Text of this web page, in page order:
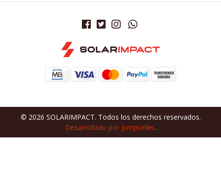
© 2026 SOLARIMPACT. Todos los derechos reservados.
Desarrollado por Jumpseller.